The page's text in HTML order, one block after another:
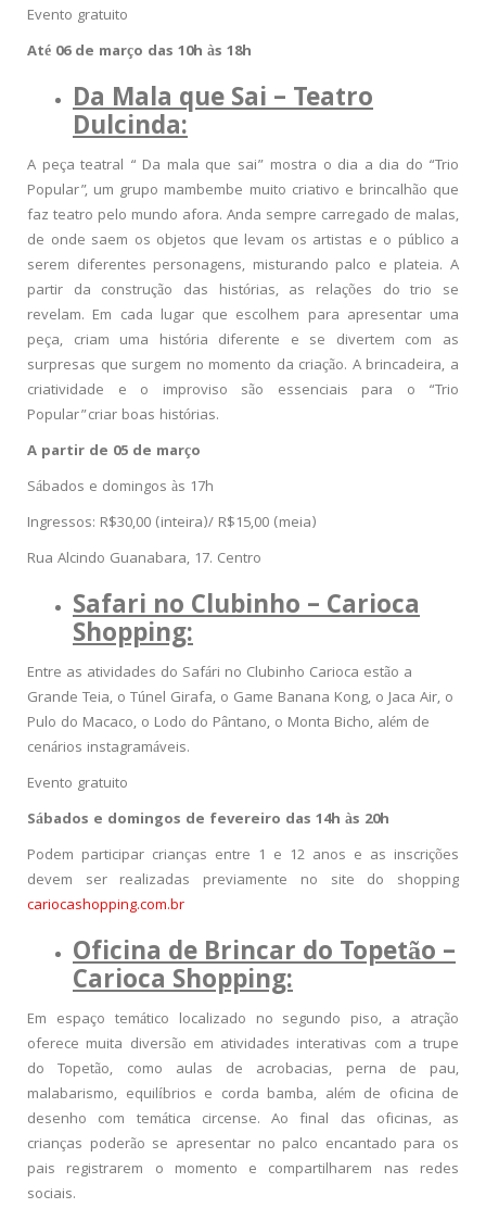
Evento gratuito
Até 06 de março das 10h às 18h
Da Mala que Sai – Teatro
Dulcinda:
A peça teatral “ Da mala que sai” mostra o dia a dia do “Trio
Popular”, um grupo mambembe muito criativo e brincalhão que
faz teatro pelo mundo afora. Anda sempre carregado de malas,
de onde saem os objetos que levam os artistas e o público a
serem diferentes personagens, misturando palco e plateia. A
partir da construção das histórias, as relações do trio se
revelam. Em cada lugar que escolhem para apresentar uma
peça, criam uma história diferente e se divertem com as
surpresas que surgem no momento da criação. A brincadeira, a
criatividade e o improviso são essenciais para o “Trio
Popular”criar boas histórias.
A partir de 05 de março
Sábados e domingos às 17h
Ingressos: R$30,00 (inteira)/ R$15,00 (meia)
Rua Alcindo Guanabara, 17. Centro
Safari no Clubinho – Carioca
Shopping:
Entre as atividades do Safári no Clubinho Carioca estão a
Grande Teia, o Túnel Girafa, o Game Banana Kong, o Jaca Air, o
Pulo do Macaco, o Lodo do Pântano, o Monta Bicho, além de
cenários instagramáveis.
Evento gratuito
Sábados e domingos de fevereiro das 14h às 20h
Podem participar crianças entre 1 e 12 anos e as inscrições
devem ser realizadas previamente no site do shopping
cariocashopping.com.br
Oficina de Brincar do Topetão –
Carioca Shopping:
Em espaço temático localizado no segundo piso, a atração
oferece muita diversão em atividades interativas com a trupe
do Topetão, como aulas de acrobacias, perna de pau,
malabarismo, equilíbrios e corda bamba, além de oficina de
desenho com temática circense. Ao final das oficinas, as
crianças poderão se apresentar no palco encantado para os
pais registrarem o momento e compartilharem nas redes
sociais.